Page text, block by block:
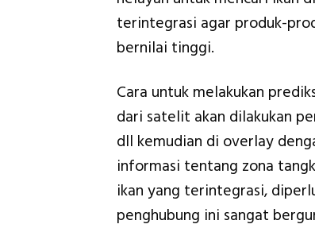
terintegrasi agar produk-
bernilai tinggi.
Cara untuk melakukan
dari satelit akan dilakukan
dll kemudian di overlay
informasi tentang zona
ikan yang terintegrasi,
penghubung ini sangat